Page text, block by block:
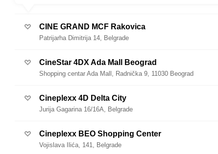
CINE GRAND MCF Rakovica
Patrijarha Dimitrija 14, Belgrade
CineStar 4DX Ada Mall Beograd
Shopping centar Ada Mall, Radnička 9, 11030 Beograd
Cineplexx 4D Delta City
Jurija Gagarina 16/16A, Belgrade
Cineplexx BEO Shopping Center
Vojislava Ilića, 141, Belgrade